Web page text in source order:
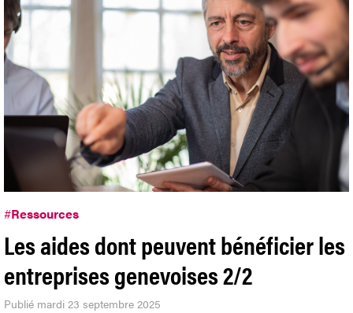
#Ressources
Les aides dont peuvent bénéficier les
entreprises genevoises 2/2
Publié mardi 23 septembre 2025